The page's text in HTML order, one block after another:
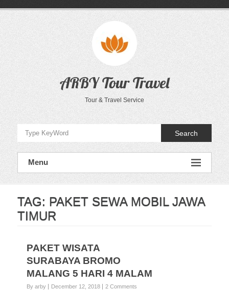
ARBY Tour Travel
Tour & Travel Service
Search
Menu
TAG: PAKET SEWA MOBIL JAWA
TIMUR
PAKET WISATA
SURABAYA BROMO
MALANG 5 HARI 4 MALAM
By arby December 12, 2018 2 Comments